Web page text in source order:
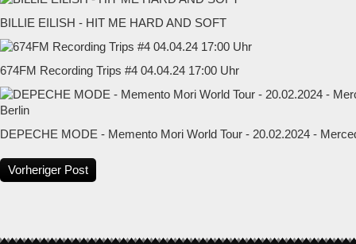
BILLIE EILISH - HIT ME HARD AND SOFT
674FM Recording Trips #4 04.04.24 17:00 Uhr
DEPECHE MODE - Memento Mori World Tour - 20.02.2024 -
Vorheriger Post